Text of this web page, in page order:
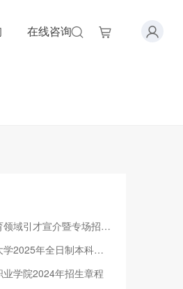
在线咨询
介暨专场招聘会走进内蒙古师范大学
年全日制本科招生章程
业学院2024年招生章程